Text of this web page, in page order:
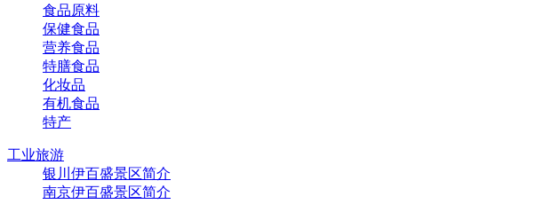
食品原料
保健食品
营养食品
特膳食品
化妆品
有机食品
特产
工业旅游
银川伊百盛景区简介
南京伊百盛景区简介